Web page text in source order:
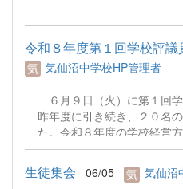
いるものです。昨年度に引
評議委員会の春日会長、小野
していただきました。消え
インや側溝に蓋がない箇所等
令和８年度第１回学校評議
気仙沼中学校HP管理者
６月９日（火）に第１回
昨年度に引き続き、２０名
た。令和８年度の学校経営
度、展開予定の学校支援ボ
した。今後は今回熟議され
ンティア募集のポスターを
生徒集会 06/05 気仙沼